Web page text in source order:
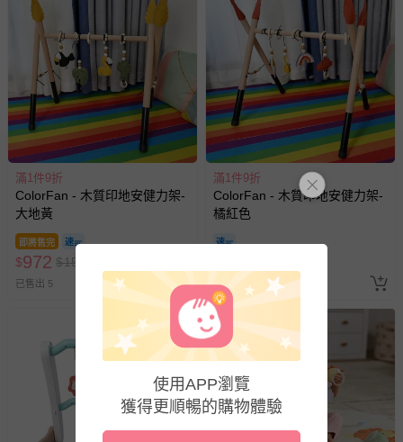
滿1件9折
ColorFan - 木質印地安健力架-
大地黃
即將售完
$972 $1500
已售出 5
滿1件9折
ColorFan - 木質印地安健力架-
橘紅色
已售出 5
使用APP瀏覽
獲得更順暢的購物體驗